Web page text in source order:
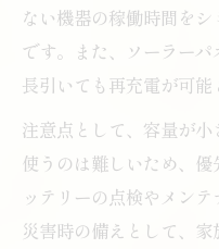
ない機器の稼働時間を
です。また、ソーラー
長引いても再充電が可能
注意点として、容量が
使うのは難しいため、
ッテリーの点検やメン
災害時の備えとして、